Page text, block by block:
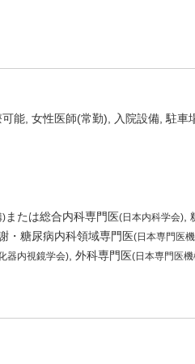
可能 女性医師(常勤) 入院設備 駐車
)または総合内科専門医(日本内科学会)
・糖尿病内科領域専門医(日本専門医
器内視鏡学会) 外科専門医(日本専門医